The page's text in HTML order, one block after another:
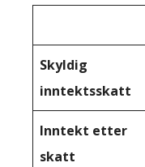
Skyldig
inntektsskatt
Inntekt etter
skatt